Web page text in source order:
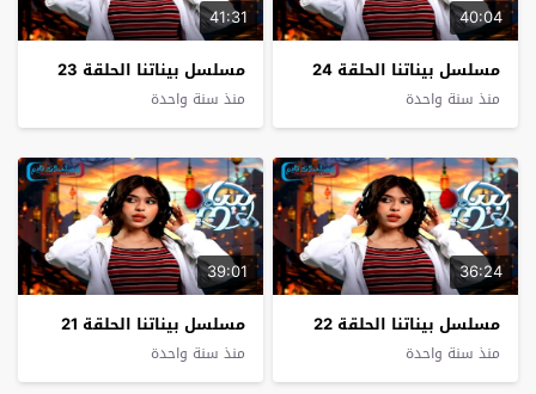
40:04
مسلسل بيناتنا الحلقة 24
منذ سنة واحدة
41:31
مسلسل بيناتنا الحلقة 23
منذ سنة واحدة
36:24
مسلسل بيناتنا الحلقة 22
منذ سنة واحدة
39:01
مسلسل بيناتنا الحلقة 21
منذ سنة واحدة